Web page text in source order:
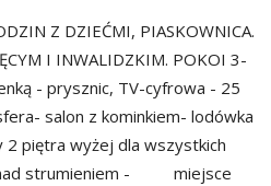
Z DZIEĆMI, PIASKOWNICA.
I INWALIDZKIM. POKOI 3-
- prysznic, TV-cyfrowa - 25
salon z kominkiem- lodówka
piętra wyżej dla wszystkich
nad strumieniem - miejsce